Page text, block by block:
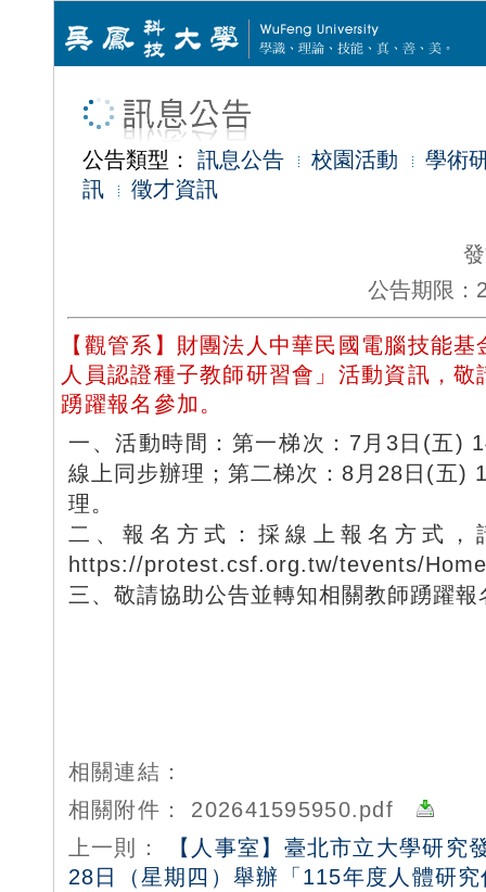
公告類型： 訊息公告 校園活動
學術
訊
徵才資訊
公告期限：
【觀管系】財團法人中華民國電腦技能
人員認證種子教師研習會」活動資訊，
踴躍報名參加。
一、活動時間：第一梯次：7月3日(五)
線上同步辦理；第二梯次：8月28日(五)
理。
二、報名方式：採線上報名方式，
https://protest.csf.org.tw/tevents/
三、敬請協助公告並轉知相關教師踴躍報
相關連結：
相關附件： 202641595950.pdf
上一則：
【人事室】臺北市立大學研究
28日（星期四）舉辦「115年度人體研